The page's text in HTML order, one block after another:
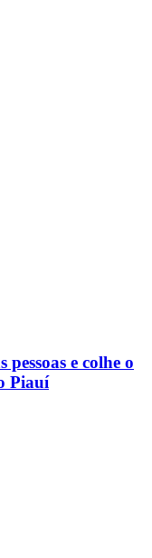
e colhe o
Piauí